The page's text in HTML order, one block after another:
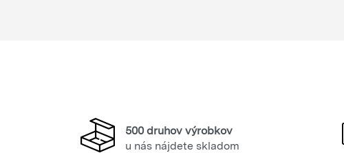
500 druhov výrobkov
u nás nájdete skladom